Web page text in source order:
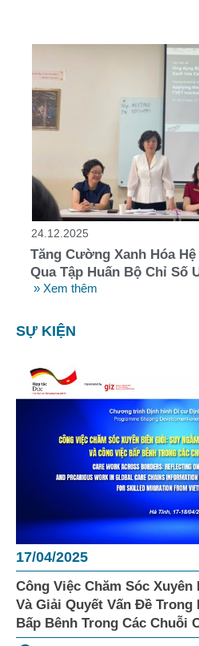
24.12.2025
Tăng Cường Xanh Hóa
Qua Tập Huấn Bộ Chỉ Số
» Xem thêm
SỰ KIỆN
17/04/2025
Công Việc Chăm Sóc
Và Giải Quyết Vấn Đề Trong
Bấp Bênh Trong Các Chuỗi